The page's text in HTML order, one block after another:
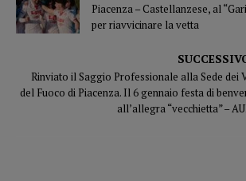
Piacenza – Castellanzese, al
per riavvicinare la vetta
Rinviato il Saggio Professionale alla Sede dei
del Fuoco di Piacenza. Il 6 gennaio festa di
all’allegra “vecchietta” –